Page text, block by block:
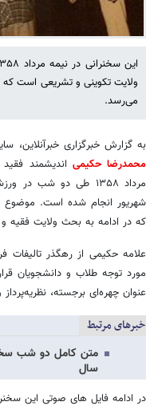
ولایت تکوینی و تشریعی است که
می‌رسد.
به گزارش خبرگزاری خبرآنلاین،
محمدرضا حکیمی اندیشمند
شهریور انجام شده است. موضوع
که در ادامه به بحث ولایت فقیه
علامه حکیمی از رهگذر تالیفات
مورد توجه طلاب و دانشجویان
عنوان چهره‌ای برجسته، نظریه‌پرداز
خبرهای مرتبط
سال
در ادامه فایل های صوتی این